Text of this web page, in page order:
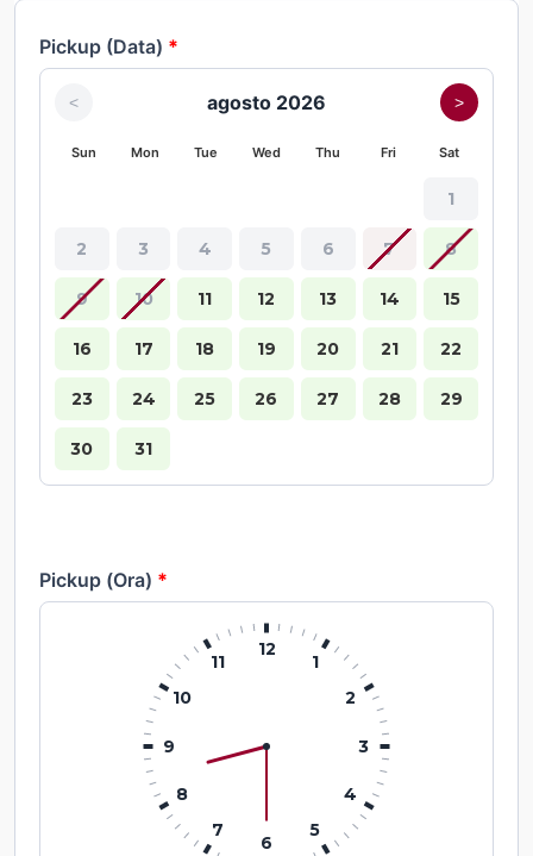
Pickup (Data) *
< agosto 2026 >
Sun Mon Tue Wed Thu Fri Sat
1
2 3 4 5 6 7 8
9 10 11 12 13 14 15
16 17 18 19 20 21 22
23 24 25 26 27 28 29
30 31
Pickup (Ora) *
1
2
3
4
5
6
7
8
9
10
11
12